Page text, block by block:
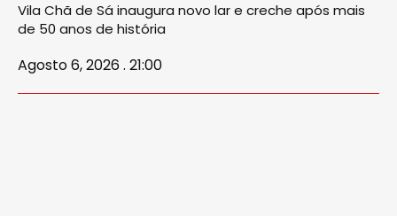
Vila Chã de Sá inaugura novo lar e creche após mais
de 50 anos de história
Agosto 6, 2026 . 21:00